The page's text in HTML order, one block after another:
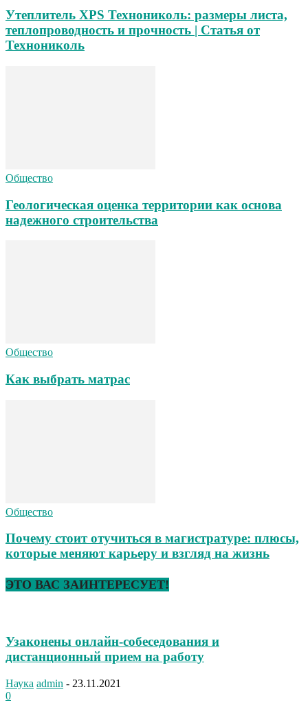
Утеплитель XPS Технониколь: размеры листа,
теплопроводность и прочность | Статья от
Технониколь
Общество
Геологическая оценка территории как основа
надежного строительства
Общество
Как выбрать матрас
Общество
Почему стоит отучиться в магистратуре: плюсы,
которые меняют карьеру и взгляд на жизнь
ЭТО ВАС ЗАИНТЕРЕСУЕТ!
Узаконены онлайн-собеседования и
дистанционный прием на работу
Наука admin - 23.11.2021
0